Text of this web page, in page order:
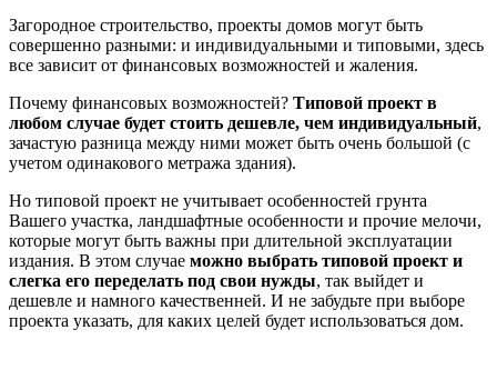
Загородное строительство, проекты домов могут быть
совершенно разными: и индивидуальными и типовыми, здесь
все зависит от финансовых возможностей и жаления.
Почему финансовых возможностей? Типовой проект в
любом случае будет стоить дешевле, чем индивидуальный,
зачастую разница между ними может быть очень большой (с
учетом одинакового метража здания).
Но типовой проект не учитывает особенностей грунта
Вашего участка, ландшафтные особенности и прочие мелочи,
которые могут быть важны при длительной эксплуатации
издания. В этом случае можно выбрать типовой проект и
слегка его переделать под свои нужды, так выйдет и
дешевле и намного качественней. И не забудьте при выборе
проекта указать, для каких целей будет использоваться дом.